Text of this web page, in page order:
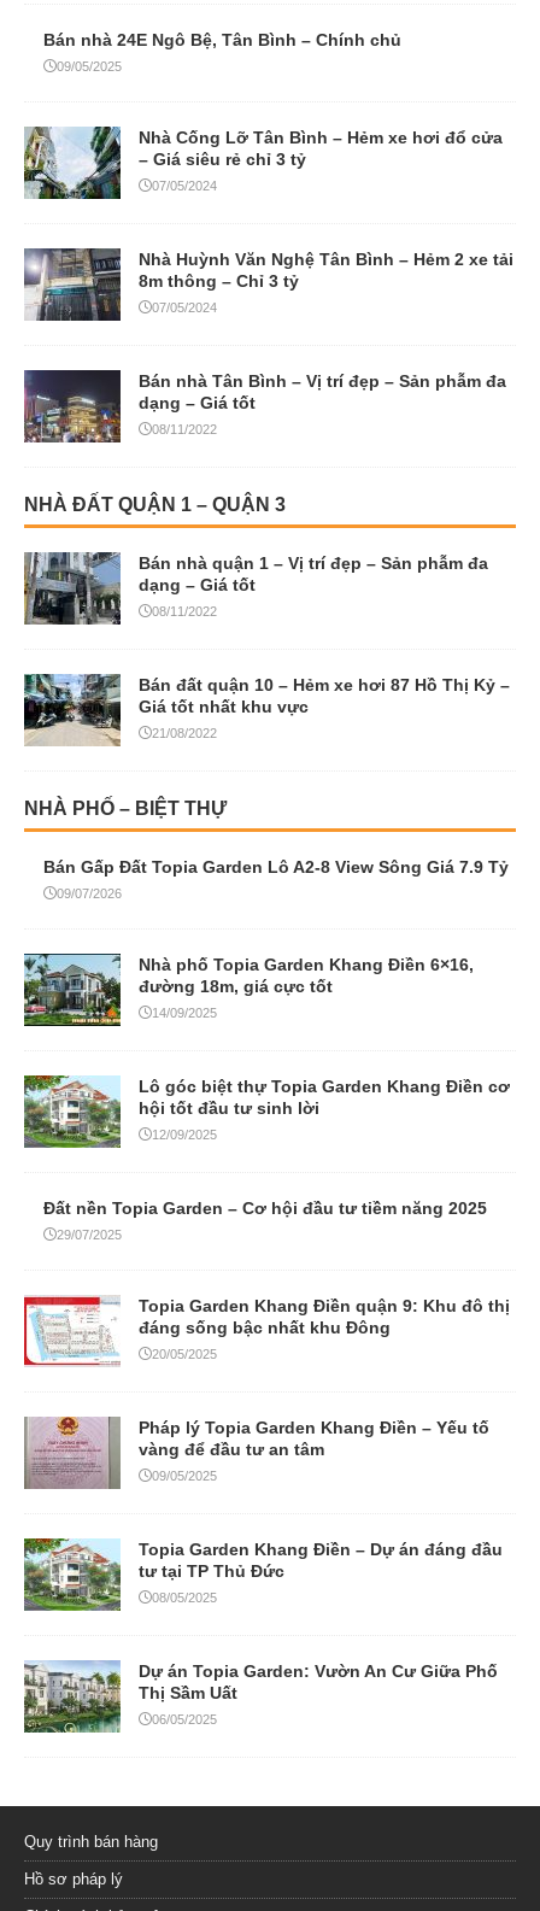
Bán nhà 24E Ngô Bệ, Tân Bình – Chính chủ
09/05/2025
Nhà Cống Lỡ Tân Bình – Hẻm xe hơi đổ cửa
– Giá siêu rẻ chỉ 3 tỷ
07/05/2024
Nhà Huỳnh Văn Nghệ Tân Bình – Hẻm 2 xe tải
8m thông – Chỉ 3 tỷ
07/05/2024
Bán nhà Tân Bình – Vị trí đẹp – Sản phẫm đa
dạng – Giá tốt
08/11/2022
NHÀ ĐẤT QUẬN 1 – QUẬN 3
Bán nhà quận 1 – Vị trí đẹp – Sản phẫm đa
dạng – Giá tốt
08/11/2022
Bán đất quận 10 – Hẻm xe hơi 87 Hồ Thị Kỷ –
Giá tốt nhất khu vực
21/08/2022
NHÀ PHỐ – BIỆT THỰ
Bán Gấp Đất Topia Garden Lô A2-8 View Sông Giá 7.9 Tỷ
09/07/2026
Nhà phố Topia Garden Khang Điền 6×16,
đường 18m, giá cực tốt
14/09/2025
Lô góc biệt thự Topia Garden Khang Điền cơ
hội tốt đầu tư sinh lời
12/09/2025
Đất nền Topia Garden – Cơ hội đầu tư tiềm năng 2025
29/07/2025
Topia Garden Khang Điền quận 9: Khu đô thị
đáng sống bậc nhất khu Đông
20/05/2025
Pháp lý Topia Garden Khang Điền – Yếu tố
vàng để đầu tư an tâm
09/05/2025
Topia Garden Khang Điền – Dự án đáng đầu
tư tại TP Thủ Đức
08/05/2025
Dự án Topia Garden: Vườn An Cư Giữa Phố
Thị Sầm Uất
06/05/2025
Quy trình bán hàng
Hồ sơ pháp lý